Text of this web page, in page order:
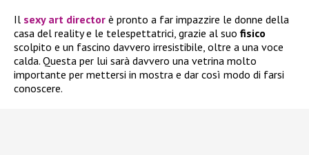
Il sexy art director è pronto a far impazzire le donne della
casa del reality e le telespettatrici, grazie al suo fisico
scolpito e un fascino davvero irresistibile, oltre a una voce
calda. Questa per lui sarà davvero una vetrina molto
importante per mettersi in mostra e dar così modo di farsi
conoscere.